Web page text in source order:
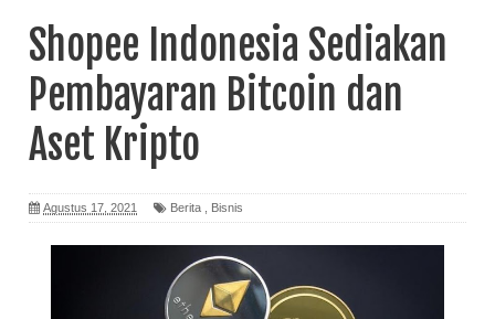
Shopee Indonesia Sediakan
Pembayaran Bitcoin dan
Aset Kripto
Agustus 17, 2021 Berita Bisnis